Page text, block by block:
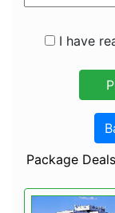
I have
Package